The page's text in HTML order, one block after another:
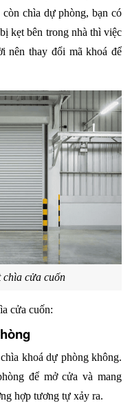
chìa dự phòng, bạn có
kẹt bên trong nhà thì việc
nên thay đổi mã khoá để
cửa cuốn
cửa cuốn:
khoá dự phòng không.
để mở cửa và mang
hợp tương tự xảy ra.